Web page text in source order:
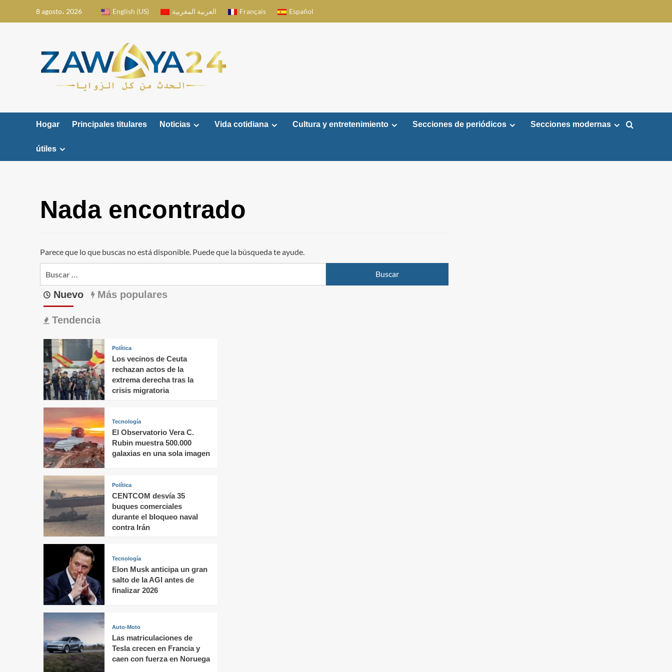
8 agosto، 2026 English (US) العربية المغربية Français Español
Hogar Principales titulares Noticias Vida cotidiana Cultura y entretenimiento Secciones de periódicos Secciones modernas
útiles
Nada encontrado
Parece que lo que buscas no está disponible. Puede que la búsqueda te ayude.
Nuevo Más populares
Tendencia
Política
Los vecinos de Ceuta
rechazan actos de la
extrema derecha tras la
crisis migratoria
Tecnología
El Observatorio Vera C.
Rubin muestra 500.000
galaxias en una sola imagen
Política
CENTCOM desvía 35
buques comerciales
durante el bloqueo naval
contra Irán
Tecnología
Elon Musk anticipa un gran
salto de la AGI antes de
finalizar 2026
Auto-Moto
Las matriculaciones de
Tesla crecen en Francia y
caen con fuerza en Noruega